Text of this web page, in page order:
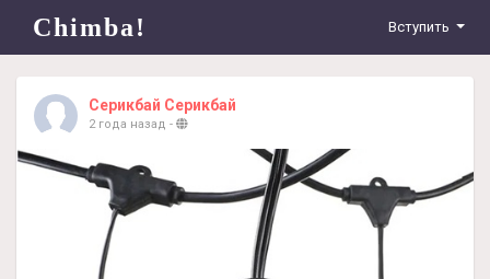
Chimba! Вступить
Серикбай Серикбай
2 года назад -